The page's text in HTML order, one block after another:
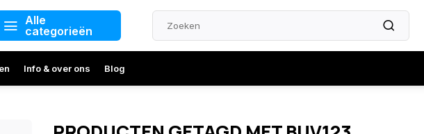
Alle
categorieën
Info & over ons Blog